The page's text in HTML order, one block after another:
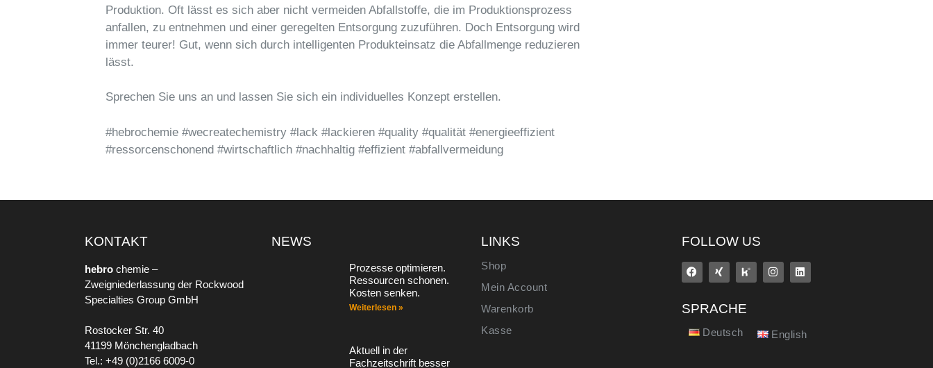
Produktion. Oft lässt es sich aber nicht vermeiden Abfallstoffe, die im Produktionsprozess
anfallen, zu entnehmen und einer geregelten Entsorgung zuzuführen. Doch Entsorgung wird
immer teurer! Gut, wenn sich durch intelligenten Produkteinsatz die Abfallmenge reduzieren
lässt.
Sprechen Sie uns an und lassen Sie sich ein individuelles Konzept erstellen.
#hebrochemie #wecreatechemistry #lack #lackieren #quality #qualität #energieeffizient
#ressorcenschonend #wirtschaftlich #nachhaltig #effizient #abfallvermeidung
KONTAKT
hebro chemie –
Zweigniederlassung der Rockwood
Specialties Group GmbH
Rostocker Str. 40
41199 Mönchengladbach
Tel.: +49 (0)2166 6009-0
NEWS
Prozesse optimieren.
Ressourcen schonen.
Kosten senken.
Weiterlesen »
Aktuell in der
Fachzeitschrift besser
LINKS
Shop
Mein Account
Warenkorb
Kasse
FOLLOW US
SPRACHE
Deutsch English